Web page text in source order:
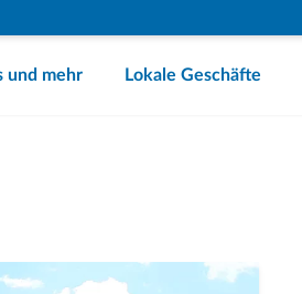
und mehr Lokale Geschäfte